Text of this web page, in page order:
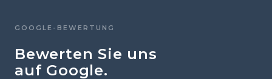
GOOGLE-BEWERTUNG
Bewerten Sie uns
auf Google.